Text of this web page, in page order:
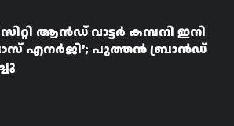
ആൻഡ് വാട്ടർ കമ്പനി ഇനി
എനർജി’; പുത്തൻ ബ്രാൻഡ്